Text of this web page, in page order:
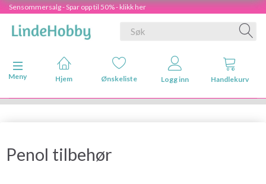
Sensommersalg - Spar opp til 50% - klikk her
Veksle navigasjon
Meny
Hjem Ønskeliste Logg inn Handlekurv
Penol tilbehør